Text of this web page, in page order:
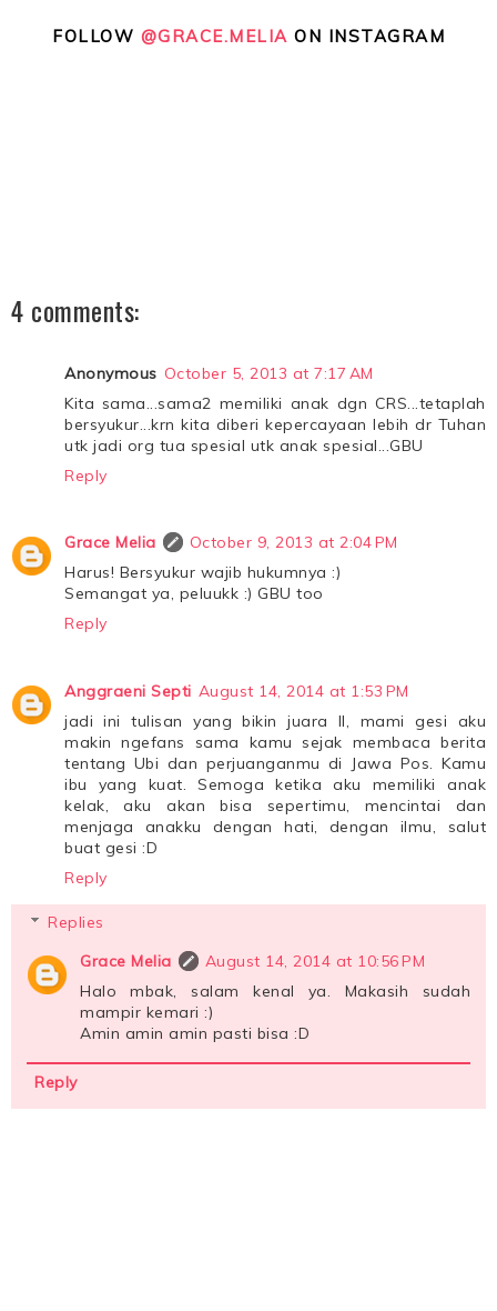
FOLLOW @GRACE.MELIA ON INSTAGRAM
4 comments:
Anonymous October 5, 2013 at 7:17 AM
Kita sama...sama2 memiliki anak dgn CRS...tetaplah
bersyukur...krn kita diberi kepercayaan lebih dr Tuhan
utk jadi org tua spesial utk anak spesial...GBU
Reply
Grace Melia
October 9, 2013 at 2:04 PM
Harus! Bersyukur wajib hukumnya :)
Semangat ya, peluukk :) GBU too
Reply
Anggraeni Septi August 14, 2014 at 1:53 PM
jadi ini tulisan yang bikin juara II, mami gesi aku
makin ngefans sama kamu sejak membaca berita
tentang Ubi dan perjuanganmu di Jawa Pos. Kamu
ibu yang kuat. Semoga ketika aku memiliki anak
kelak, aku akan bisa sepertimu, mencintai dan
menjaga anakku dengan hati, dengan ilmu, salut
buat gesi :D
Reply
Replies
Grace Melia
August 14, 2014 at 10:56 PM
Halo mbak, salam kenal ya. Makasih sudah
mampir kemari :)
Amin amin amin pasti bisa :D
Reply